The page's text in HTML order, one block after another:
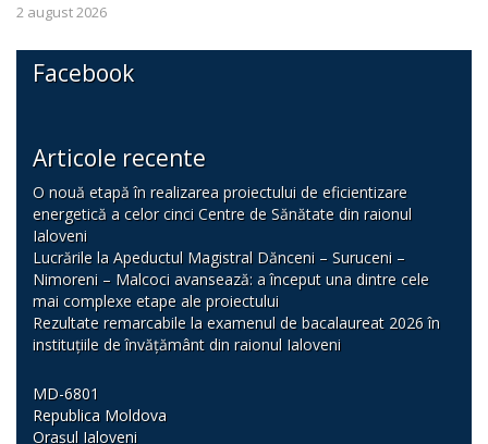
2 august 2026
Facebook
Articole recente
O nouă etapă în realizarea proiectului de eficientizare
energetică a celor cinci Centre de Sănătate din raionul
Ialoveni
Lucrările la Apeductul Magistral Dănceni – Suruceni –
Nimoreni – Malcoci avansează: a început una dintre cele
mai complexe etape ale proiectului
Rezultate remarcabile la examenul de bacalaureat 2026 în
instituțiile de învățământ din raionul Ialoveni
MD-6801
Republica Moldova
Orașul Ialoveni